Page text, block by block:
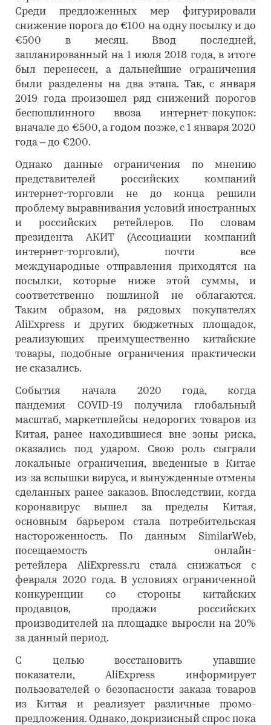
Среди предложенных мер фигурировали
снижение порога до €100 на одну посылку и до
€500 в месяц. Ввод последней,
запланированный на 1 июля 2018 года, в итоге
был перенесен, а дальнейшие ограничения
были разделены на два этапа. Так, с января
2019 года произошел ряд снижений порогов
беспошлинного ввоза интернет-покупок:
вначале до €500, а годом позже, с 1 января 2020
года – до €200.
Однако данные ограничения по мнению
представителей российских компаний
интернет-торговли не до конца решили
проблему выравнивания условий иностранных
и российских ретейлеров. По словам
президента АКИТ (Ассоциации компаний
интернет-торговли), почти все
международные отправления приходятся на
посылки, которые ниже этой суммы, и
соответственно пошлиной не облагаются.
Таким образом, на рядовых покупателях
AliExpress и других бюджетных площадок,
реализующих преимущественно китайские
товары, подобные ограничения практически
не сказались.
События начала 2020 года, когда
пандемия COVID-19 получила глобальный
масштаб, маркетплейсы недорогих товаров из
Китая, ранее находившиеся вне зоны риска,
оказались под ударом. Свою роль сыграли
локальные ограничения, введенные в Китае
из-за вспышки вируса, и вынужденные отмены
сделанных ранее заказов. Впоследствии, когда
коронавирус вышел за пределы Китая,
основным барьером стала потребительская
настороженность. По данным SimilarWeb,
посещаемость онлайн-
ретейлера AliExpress.ru стала снижаться с
февраля 2020 года. В условиях ограниченной
конкуренции со стороны китайских
продавцов, продажи российских
производителей на площадке выросли на 20%
за данный период.
С целью восстановить упавшие
показатели, AliExpress информирует
пользователей о безопасности заказа товаров
из Китая и реализует различные промо-
предложения. Однако, докризисный спрос пока